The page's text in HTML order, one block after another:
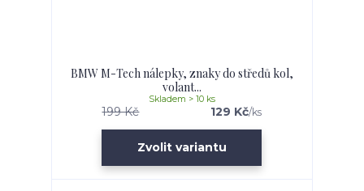
BMW M-Tech nálepky, znaky do středů kol,
volant...
199 Kč 129 Kč/ks
Skladem > 10 ks
Zvolit variantu